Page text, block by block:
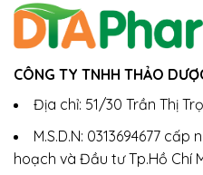
CÔNG TY TNHH THẢO
Địa chỉ: 51/30 Trần Thị
M.S.D.N: 0313694677
hoạch và Đầu tư Tp.Hồ Chí